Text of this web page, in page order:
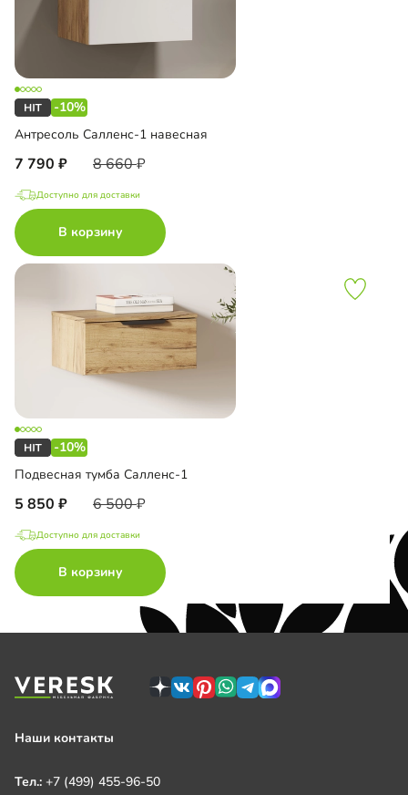
-10%
Антресоль Салленс-1 навесная
7 790 8 660
Доступно для доставки
В корзину
-10%
Подвесная тумба Салленс-1
5 850 6 500
Доступно для доставки
В корзину
Наши контакты
Тел.: +7 (499) 455-96-50